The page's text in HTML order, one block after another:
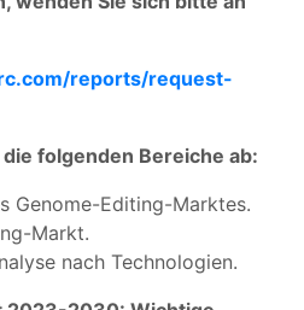
reports/request-
folgenden Bereiche ab:
Genome-Editing-Marktes.
Markt.
nach Technologien.